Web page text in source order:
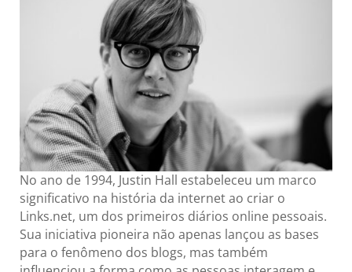
No ano de 1994, Justin Hall estabeleceu um marco
significativo na história da internet ao criar o
Links.net, um dos primeiros diários online pessoais.
Sua iniciativa pioneira não apenas lançou as bases
para o fenômeno dos blogs, mas também